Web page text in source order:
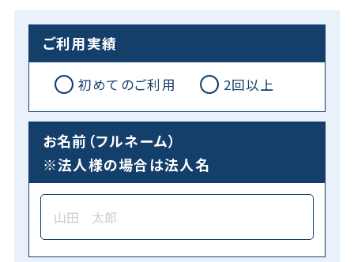
ご利用実績
初めてのご利用 2回以上
お名前（フルネーム）
※法人様の場合は法人名